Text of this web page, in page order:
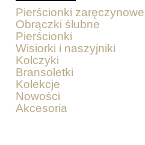
Pierścionki zaręczynowe
Obrączki ślubne
Pierścionki
Wisiorki i naszyjniki
Kolczyki
Bransoletki
Kolekcje
Nowości
Akcesoria